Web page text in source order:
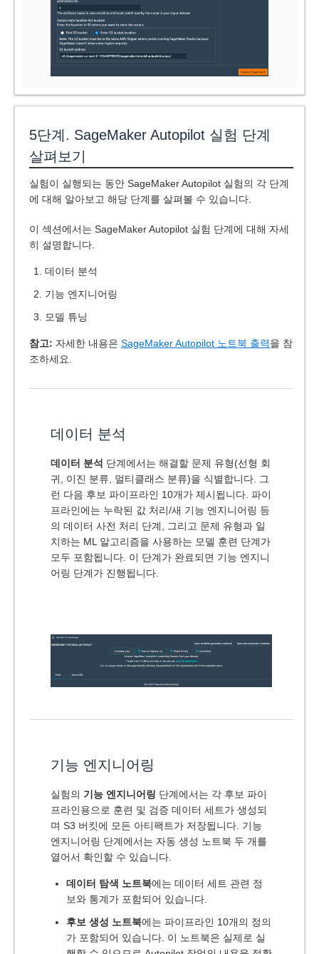
5단계. SageMaker Autopilot 실험 단계
살펴보기
실험이 실행되는 동안 SageMaker Autopilot 실험의 각 단계
에 대해 알아보고 해당 단계를 살펴볼 수 있습니다.
이 섹션에서는 SageMaker Autopilot 실험 단계에 대해 자세
히 설명합니다.
데이터 분석
기능 엔지니어링
모델 튜닝
참고: 자세한 내용은 SageMaker Autopilot 노트북 출력을 참
조하세요.
데이터 분석
데이터 분석 단계에서는 해결할 문제 유형(선형 회
귀, 이진 분류, 멀티클래스 분류)을 식별합니다. 그
런 다음 후보 파이프라인 10개가 제시됩니다. 파이
프라인에는 누락된 값 처리/새 기능 엔지니어링 등
의 데이터 사전 처리 단계, 그리고 문제 유형과 일
치하는 ML 알고리즘을 사용하는 모델 훈련 단계가
모두 포함됩니다. 이 단계가 완료되면 기능 엔지니
어링 단계가 진행됩니다.
기능 엔지니어링
실험의 기능 엔지니어링 단계에서는 각 후보 파이
프라인용으로 훈련 및 검증 데이터 세트가 생성되
며 S3 버킷에 모든 아티팩트가 저장됩니다. 기능
엔지니어링 단계에서는 자동 생성 노트북 두 개를
열어서 확인할 수 있습니다.
데이터 탐색 노트북에는 데이터 세트 관련 정
보와 통계가 포함되어 있습니다.
후보 생성 노트북에는 파이프라인 10개의 정의
가 포함되어 있습니다. 이 노트북은 실제로 실